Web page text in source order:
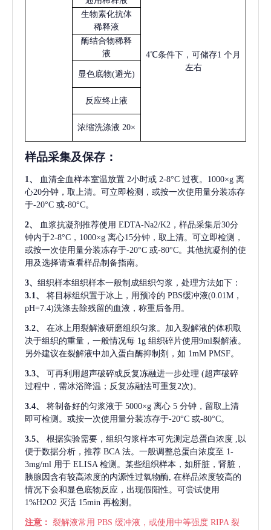
4℃条件下，可储存1 个月
左右
生物素化抗体
稀释液
酶结合物稀释
液
显色底物(避光)
反应终止液
浓缩洗涤液 20×
样品采集及保存 ：
1、 血清全血样本室温放置 2小时或 2-8°C 过夜。1000×g 离
心20分钟，取上清。可立即检测，或按一次使用量分装冻存
于-20°C 或-80°C。
2、 血浆抗凝剂推荐使用 EDTA-Na2/K2，样品采集后30分
钟内于2-8°C，1000×g 离心15分钟，取上清。可立即检测，
或按一次使用量分装冻存于-20°C 或-80°C。其他抗凝剂的使
用及选择请查看样品制备指南。
3、 组织样本组织样本一般制成组织匀浆，处理方法如下：
3.1、
将目标组织置于冰上，用预冷的 PBS缓冲液(0.01M，
pH=7.4)洗涤去除残留的血液，称重后备用。
3.2、
在冰上用裂解液研磨组织匀浆。加入裂解液的体积取
决于组织的重量，一般情况每 1g 组织碎片使用9ml裂解液。
另外建议在裂解液中加入蛋白酶抑制剂，如 1mM PMSF。
3.3、 可再利用超声破碎或反复冻融进一步处理 (超声破碎
过程中，需冰浴降温；反复冻融法可重复2次)。
3.4、 将制备好的匀浆液于 5000×g 离心 5 分钟，留取上清
即可检测。或按一次使用量分装冻存于-20°C 或-80°C。
3.5、 根据实验需要，组织匀浆样本可先测定总蛋白浓度 ,以
便于数据分析，推荐 BCA 法。一般调整总蛋白浓度至 1-
3mg/ml 用于 ELISA 检测。某些组织样本，如肝脏，肾脏，
胰腺因含有较高浓度的内源性过氧物酶, 在样品浓度较高的
情况下会和显色底物反应，出现假阳性。可尝试使用
1%H2O2 灭活 15min 再检测。
注意： 裂解液常用 PBS 缓冲液，或使用中等强度 RIPA 裂